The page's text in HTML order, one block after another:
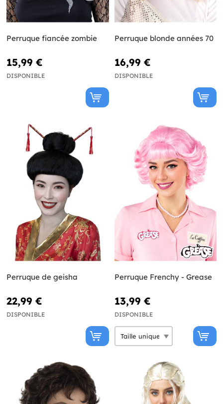
Perruque fiancée zombie
15,99 €
DISPONIBLE
Perruque blonde années 70
16,99 €
DISPONIBLE
Perruque de geisha
22,99 €
DISPONIBLE
Perruque Frenchy - Grease
13,99 €
DISPONIBLE